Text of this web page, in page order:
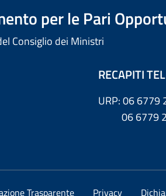
per le Pari
Consiglio dei Ministri
RECAPITI
URP: 06 6779
06 6779
Trasparente Privacy